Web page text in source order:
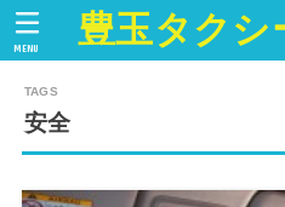
豊玉タクシ
MENU
安全